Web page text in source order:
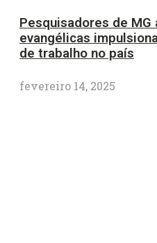
Pesquisadores de
evangélicas
de trabalho no país
fevereiro 14, 2025